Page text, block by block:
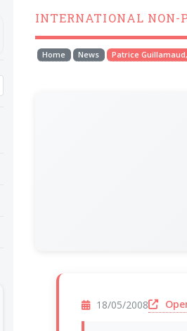
INTERNATIONAL NON-
Home News Patrice
18/05/2008